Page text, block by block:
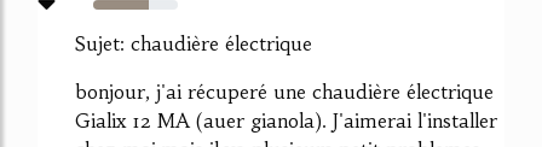
65%
Sujet: chaudière électrique
bonjour, j'ai récuperé une chaudière électrique
Gialix 12 MA (auer gianola). J'aimerai l'installer